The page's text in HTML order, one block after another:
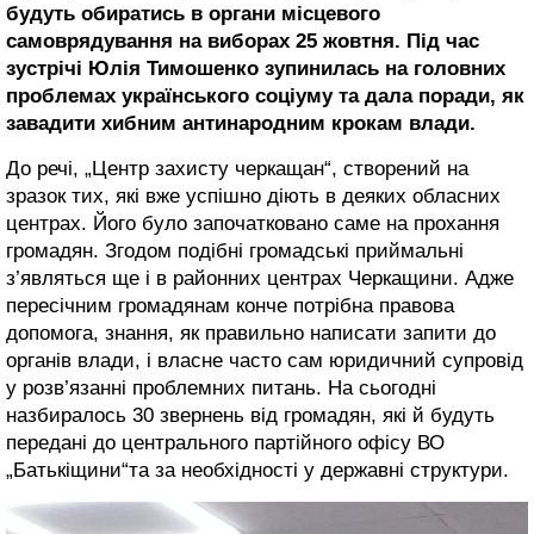
будуть обиратись в органи місцевого
самоврядування на виборах 25 жовтня. Під час
зустрічі Юлія Тимошенко зупинилась на головних
проблемах українського соціуму та дала поради, як
завадити хибним антинародним крокам влади.
До речі, „Центр захисту черкащан“, створений на
зразок тих, які вже успішно діють в деяких обласних
центрах. Його було започатковано саме на прохання
громадян. Згодом подібні громадські приймальні
з’являться ще і в районних центрах Черкащини. Адже
пересічним громадянам конче потрібна правова
допомога, знання, як правильно написати запити до
органів влади, і власне часто сам юридичний супровід
у розв’язанні проблемних питань. На сьогодні
назбиралось 30 звернень від громадян, які й будуть
передані до центрального партійного офісу ВО
„Батькіщини“та за необхідності у державні структури.